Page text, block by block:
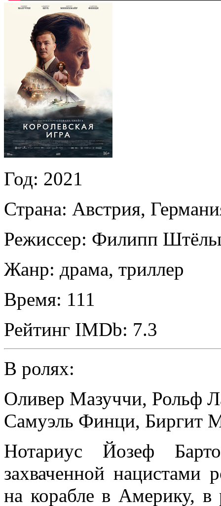
Год: 2021
Страна: Австрия,
Режиссер: Филипп
Жанр: драма, триллер
Время: 111
Рейтинг IMDb: 7.3
В ролях:
Оливер Мазуччи, Рольф
Самуэль Финци, Биргит
Нотариус Йозеф
захваченной нацистами
на корабле в Америку, в